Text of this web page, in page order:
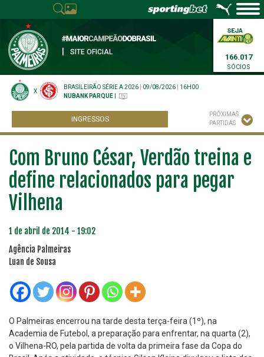
SITE OFICIAL
166.017
SÓCIOS
X
BRASILEIRÃO SÉRIE A 2026 09/08/2026
16H00
NUBANK PARQUE
INGRESSOS
PRÓXIMAS
PARTIDAS
Com Bruno César, Verdão treina e
define relacionados para pegar
Vilhena
1 de abril de 2014 - 19:02
Agência Palmeiras
Luan de Sousa
O Palmeiras encerrou na tarde desta terça-feira (1º), na
Academia de Futebol, a preparação para enfrentar, na quarta (2),
o Vilhena-RO, pela partida de volta da primeira fase da Copa do